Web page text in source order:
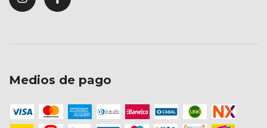
Medios de pago